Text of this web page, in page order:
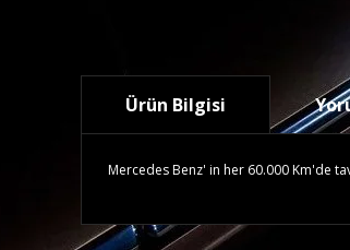
Ürün Bilgisi
Mercedes Benz' in her 60.000 Km'de